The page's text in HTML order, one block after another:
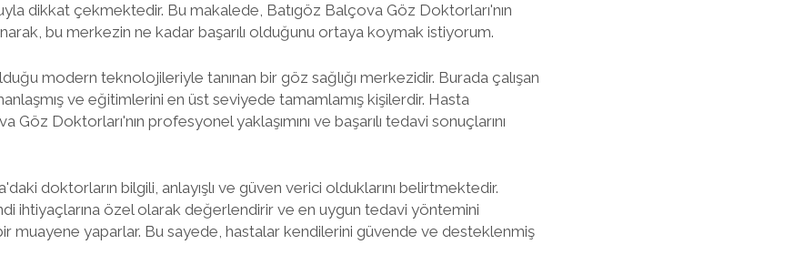
dikkat çekmektedir. Bu makalede, Batıgöz Balçova Göz Doktorları'nın
bu merkezin ne kadar başarılı olduğunu ortaya koymak istiyorum.
modern teknolojileriyle tanınan bir göz sağlığı merkezidir. Burada çalışan
ve eğitimlerini en üst seviyede tamamlamış kişilerdir. Hasta
Göz Doktorları'nın profesyonel yaklaşımını ve başarılı tedavi sonuçlarını
doktorların bilgili, anlayışlı ve güven verici olduklarını belirtmektedir.
ihtiyaçlarına özel olarak değerlendirir ve en uygun tedavi yöntemini
muayene yaparlar. Bu sayede, hastalar kendilerini güvende ve desteklenmiş